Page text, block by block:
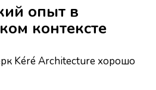
опыт в
контексте
Kéré Architecture хорошо